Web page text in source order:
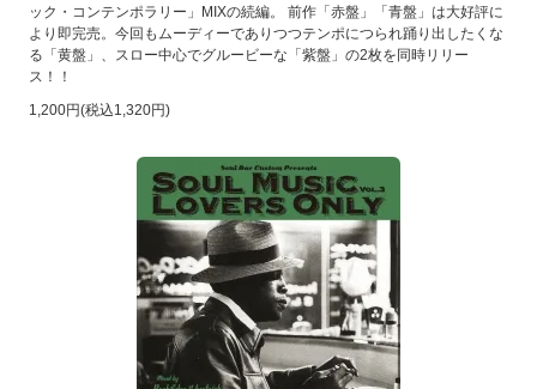
ック・コンテンポラリー」MIXの続編。 前作「赤盤」「青盤」は大好評に
より即完売。今回もムーディーでありつつテンポにつられ踊り出したくな
る「黄盤」、スロー中心でグルービーな「紫盤」の2枚を同時リリー
ス！！
1,200円(税込1,320円)